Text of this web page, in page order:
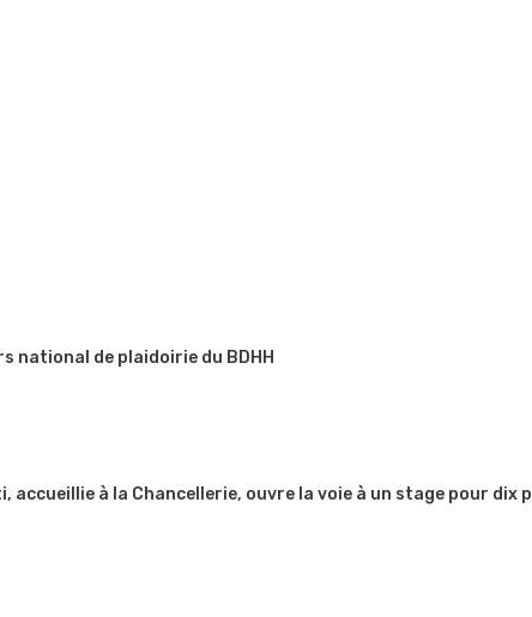
national de plaidoirie du BDHH
accueillie à la Chancellerie, ouvre la voie à un stage pour